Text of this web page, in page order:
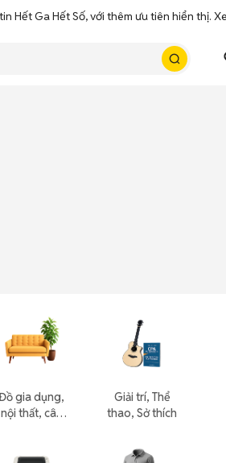
Hết Ga Hết Số, với thêm ưu tiên hiển thị.
gia dụng,
nội thất, cây
Giải trí, Thể
thao, Sở thích